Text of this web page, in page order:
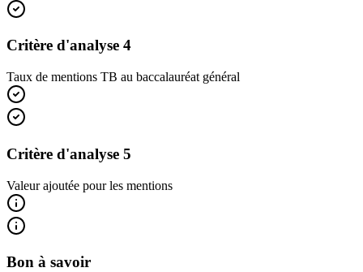
Critère d'analyse 4
Taux de mentions TB au baccalauréat général
Critère d'analyse 5
Valeur ajoutée pour les mentions
Bon à savoir